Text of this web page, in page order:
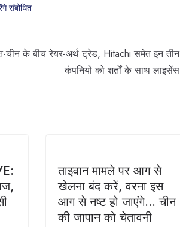
संबोधित
चीन के बीच रेयर-अर्थ ट्रेड, Hitachi समेत इन तीन
कंपनियों को शर्तों के साथ लाइसेंस
ताइवान मामले पर आग से
खेलना बंद करें, वरना इस
आग से नष्ट हो जाएंगे… चीन
की जापान को चेतावनी